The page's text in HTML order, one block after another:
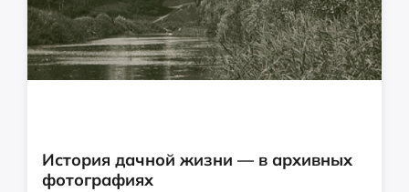
История дачной жизни — в архивных
фотографиях